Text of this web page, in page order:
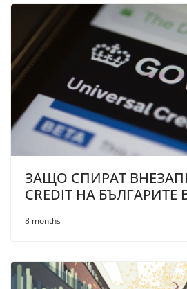
ЗАЩО СПИРАТ
CREDIT НА БЪЛГАРИТЕ
8 months